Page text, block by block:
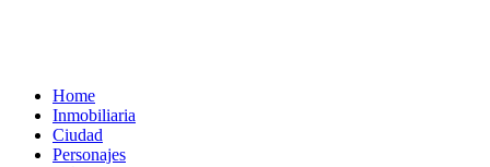
Home
Inmobiliaria
Ciudad
Personajes